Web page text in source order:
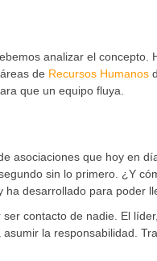
analizar el concepto.
de Recursos Humanos
que un equipo fluya.
asociaciones que hoy en
sin lo primero. ¿Y
ha desarrollado para poder
contacto de nadie. El
la responsabilidad.